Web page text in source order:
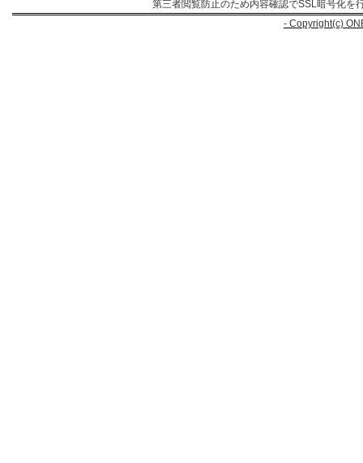
第三者閲覧防止のため内容確認でSSL暗号化を
- Copyright(c)